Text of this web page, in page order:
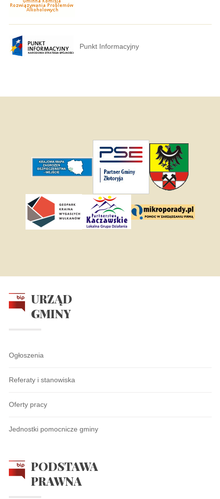
Punkt Informacyjny
URZĄD
GMINY
Ogłoszenia
Referaty i stanowiska
Oferty pracy
Jednostki pomocnicze gminy
PODSTAWA
PRAWNA